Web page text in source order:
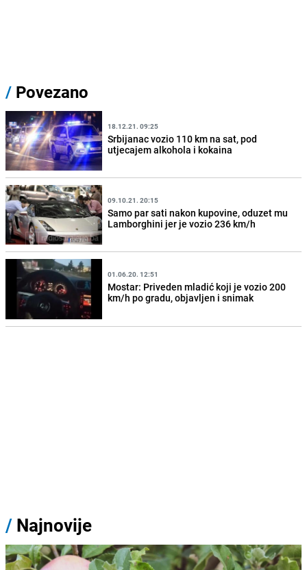
/ Povezano
18.12.21. 09:25
Srbijanac vozio 110 km na sat, pod
utjecajem alkohola i kokaina
09.10.21. 20:15
Samo par sati nakon kupovine, oduzet mu
Lamborghini jer je vozio 236 km/h
01.06.20. 12:51
Mostar: Priveden mladić koji je vozio 200
km/h po gradu, objavljen i snimak
/ Najnovije